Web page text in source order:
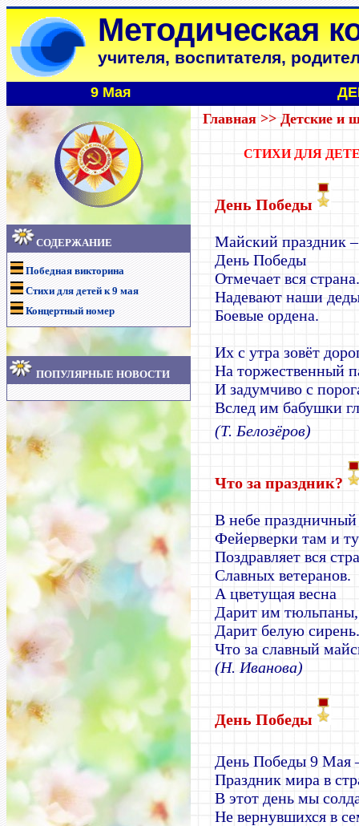
Методическая
учителя, воспитателя,
9 Мая
СОДЕРЖАНИЕ
Победная викторина
Стихи для детей к 9 мая
Концертный номер
ПОПУЛЯРНЫЕ НОВОСТИ
Главная >> Детские и
СТИХИ ДЛЯ
День Победы
Майский праздник –
День Победы
Отмечает вся страна.
Надевают наши
Боевые ордена.
Их с утра зовёт
На торжественный
И задумчиво с
Вслед им бабушки
(Т. Белозёров)
Что за праздник?
В небе
Фейерверки там и
Поздравляет вся
Славных ветеранов.
А цветущая весна
Дарит им тюльпаны,
Дарит белую сирень.
Что за славный
(Н. Иванова)
День Победы
День Победы 9 Мая
Праздник мира в
В этот день мы
Не вернувшихся в